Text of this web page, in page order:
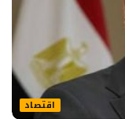
اقتصاد